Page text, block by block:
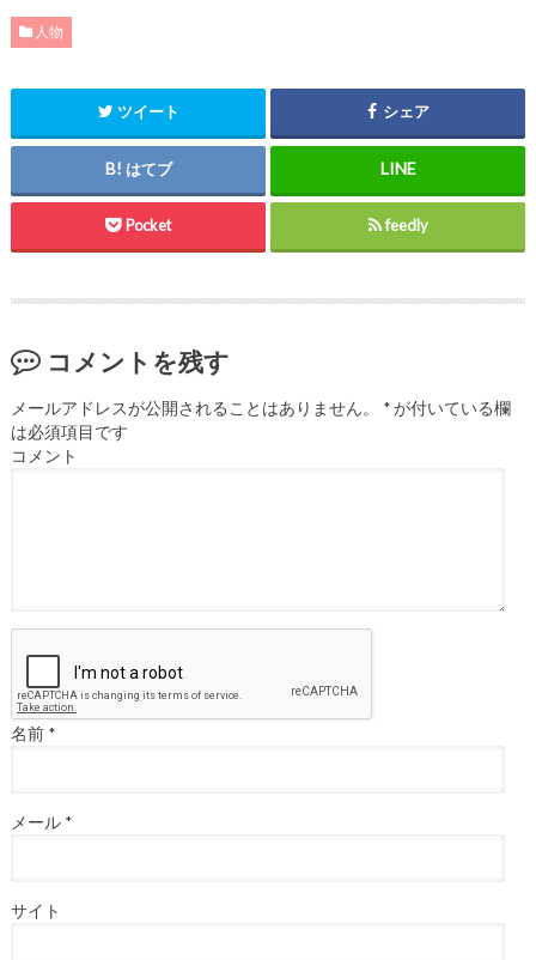
人物
ツイート シェア
はてブ
Pocket feedly
コメントを残す
メールアドレスが公開されることはありません。 *が付いている欄
は必須項目です
コメント
名前 *
メール *
サイト